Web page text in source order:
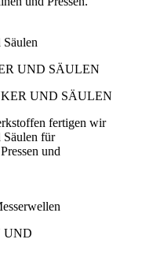
UND SÄULEN
fertigen wir
Säulen für
und
UND